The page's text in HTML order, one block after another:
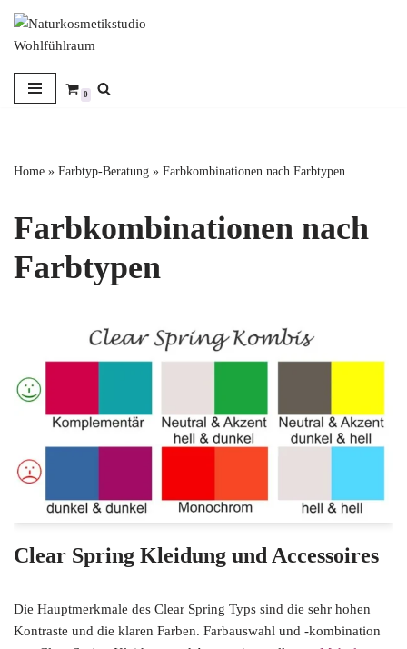
Zum
Inhalt
springen
0
Home » Farbtyp-Beratung » Farbkombinationen nach Farbtypen
Farbkombinationen nach
Farbtypen
Clear Spring Kleidung und Accessoires
Die Hauptmerkmale des Clear Spring Typs sind die sehr hohen
Kontraste und die klaren Farben. Farbauswahl und -kombination